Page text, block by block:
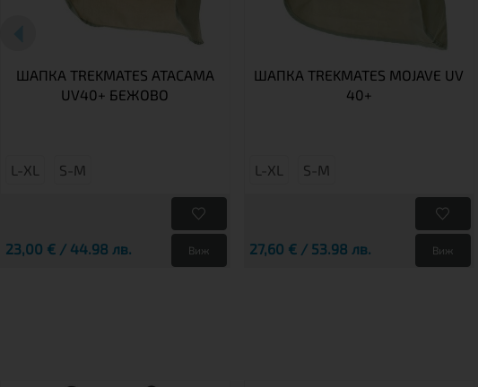
ШАПКА TREKMATES ATACAMA
UV40+ БЕЖОВО
L-XL S-M
23,00 € / 44.98 лв. Виж
ШАПКА TREKMATES MOJAVE UV
40+
L-XL S-M
27,60 € / 53.98 лв. Виж